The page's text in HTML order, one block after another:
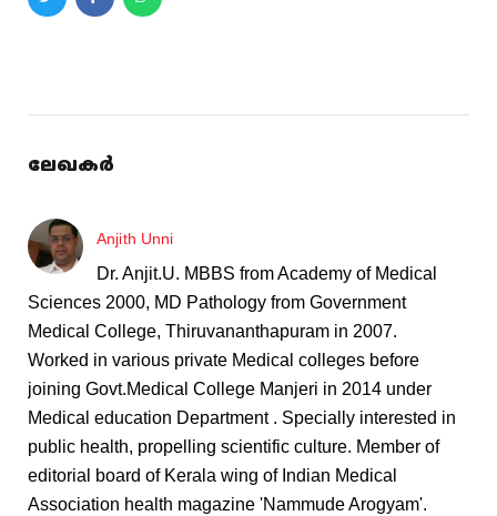
ലേഖകർ
Anjith Unni
Dr. Anjit.U. MBBS from Academy of Medical
Sciences 2000, MD Pathology from Government
Medical College, Thiruvananthapuram in 2007.
Worked in various private Medical colleges before
joining Govt.Medical College Manjeri in 2014 under
Medical education Department . Specially interested in
public health, propelling scientific culture. Member of
editorial board of Kerala wing of Indian Medical
Association health magazine 'Nammude Arogyam'.